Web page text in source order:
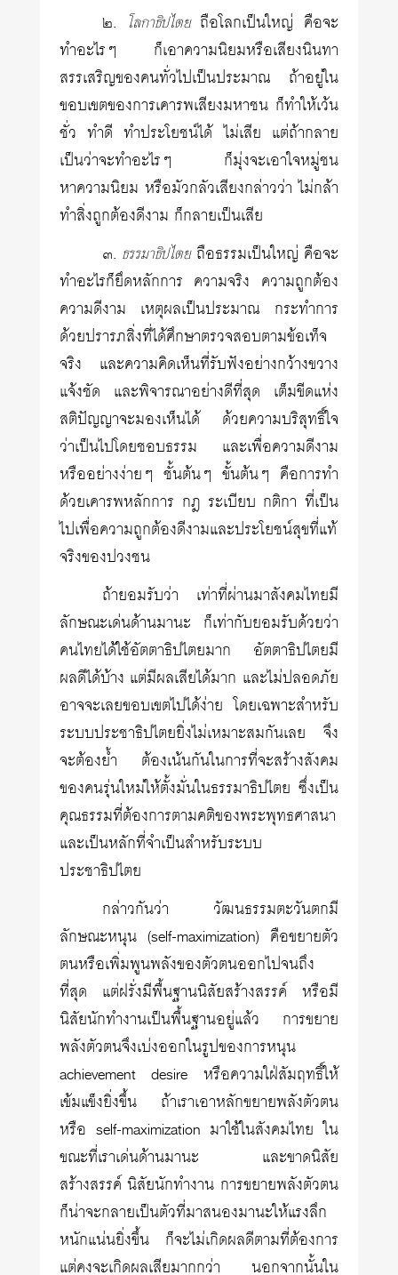
๒. โลกาธิปไตยถือโลกเป็นใหญ่ คือจะ
ทำอะไรๆ ก็เอาความนิยมหรือเสียงนินทา
สรรเสริญของคนทั่วไปเป็นประมาณ ถ้าอยู่ใน
ขอบเขตของการเคารพเสียงมหาชน ก็ทำให้เว้น
ชั่ว ทำดี ทำประโยชน์ได้ ไม่เสีย แต่ถ้ากลาย
เป็นว่าจะทำอะไรๆ ก็มุ่งจะเอาใจหมู่ชน
หาความนิยม หรือมัวกลัวเสียงกล่าวว่า ไม่กล้า
ทำสิ่งถูกต้องดีงาม ก็กลายเป็นเสีย
๓. ธรรมาธิปไตยถือธรรมเป็นใหญ่ คือจะ
ทำอะไรก็ยึดหลักการ ความจริง ความถูกต้อง
ความดีงาม เหตุผลเป็นประมาณ กระทำการ
ด้วยปรารภสิ่งที่ได้ศึกษาตรวจสอบตามข้อเท็จ
จริง และความคิดเห็นที่รับฟังอย่างกว้างขวาง
แจ้งชัด และพิจารณาอย่างดีที่สุด เต็มขีดแห่ง
สติปัญญาจะมองเห็นได้ ด้วยความบริสุทธิ์ใจ
ว่าเป็นไปโดยชอบธรรม และเพื่อความดีงาม
หรืออย่างง่ายๆ ชั้นต้นๆ ขั้นต้นๆ คือการทำ
ด้วยเคารพหลักการ กฎ ระเบียบ กติกา ที่เป็น
ไปเพื่อความถูกต้องดีงามและประโยชน์สุขที่แท้
จริงของปวงชน
ถ้ายอมรับว่า เท่าที่ผ่านมาสังคมไทยมี
ลักษณะเด่นด้านมานะ ก็เท่ากับยอมรับด้วยว่า
คนไทยได้ใช้อัตตาธิปไตยมาก อัตตาธิปไตยมี
ผลดีได้บ้าง แต่มีผลเสียได้มาก และไม่ปลอดภัย
อาจจะเลยขอบเขตไปได้ง่าย โดยเฉพาะสำหรับ
ระบบประชาธิปไตยยิ่งไม่เหมาะสมกันเลย จึง
จะต้องย้ำ ต้องเน้นกันในการที่จะสร้างสังคม
ของคนรุ่นใหม่ให้ตั้งมั่นในธรรมาธิปไตย ซึ่งเป็น
คุณธรรมที่ต้องการตามคติของพระพุทธศาสนา
และเป็นหลักที่จำเป็นสำหรับระบบ
ประชาธิปไตย
กล่าวกันว่า วัฒนธรรมตะวันตกมี
ลักษณะหนุน (self-maximization) คือขยายตัว
ตนหรือเพิ่มพูนพลังของตัวตนออกไปจนถึง
ที่สุด แต่ฝรั่งมีพื้นฐานนิสัยสร้างสรรค์ หรือมี
นิสัยนักทำงานเป็นพื้นฐานอยู่แล้ว การขยาย
พลังตัวตนจึงเบ่งออกในรูปของการหนุน
achievement desire หรือความใฝ่สัมฤทธิ์ให้
เข้มแข็งยิ่งขึ้น ถ้าเราเอาหลักขยายพลังตัวตน
หรือ self-maximization มาใช้ในสังคมไทย ใน
ขณะที่เราเด่นด้านมานะ และขาดนิสัย
สร้างสรรค์ นิสัยนักทำงาน การขยายพลังตัวตน
ก็น่าจะกลายเป็นตัวที่มาสนองมานะให้แรงลึก
หนักแน่นยิ่งขึ้น ก็จะไม่เกิดผลดีตามที่ต้องการ
แต่คงจะเกิดผลเสียมากกว่า นอกจากนั้นใน